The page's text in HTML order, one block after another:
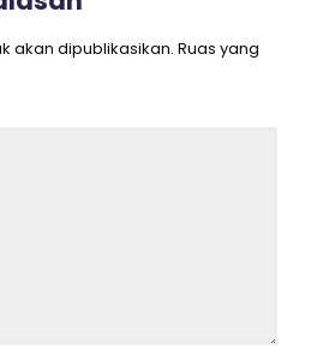
akan dipublikasikan. Ruas yang